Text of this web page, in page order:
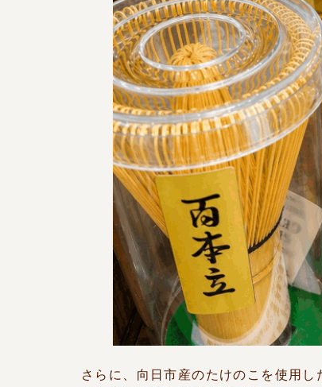
さらに、向日市産のたけのこを使用